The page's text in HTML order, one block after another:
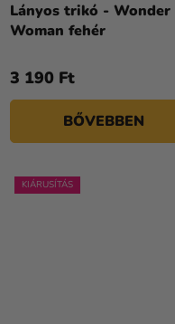
Lányos trikó - Wonder
Woman fehér
3 190 Ft
BŐVEBBEN
KIÁRUSÍTÁS